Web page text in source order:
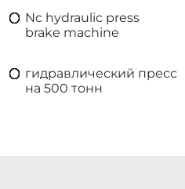
Nc hydraulic press
brake machine
гидравлический пресс
на 500 тонн